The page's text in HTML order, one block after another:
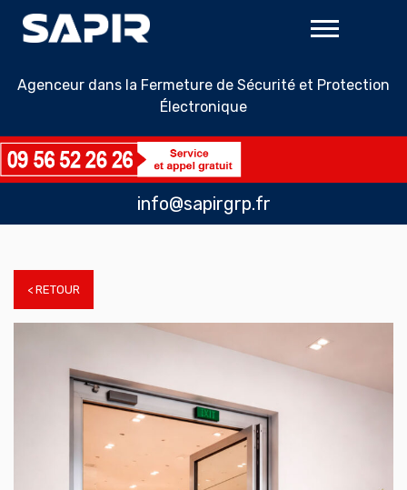
Agenceur dans la Fermeture de Sécurité et Protection
Électronique
info@sapirgrp.fr
< RETOUR